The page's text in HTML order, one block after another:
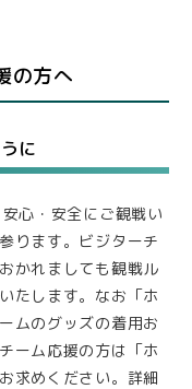
の方へ
に
心・安全にご観戦い
ります。ビジターチ
かれましても観戦ル
たします。なお「ホ
ムのグッズの着用お
ーム応援の方は「ホ
求めください。詳細